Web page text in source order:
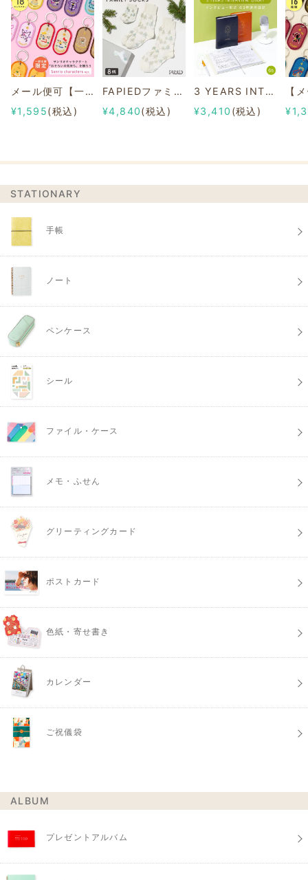
メール便可【一部店舗限定】2/8b PAIR KEY RING Sanrio characters ver.
¥1,595(税込)
FAPIEDファミリーソックスセット 総柄
¥4,840(税込)
3 YEARS INTERVIEW DIARY
¥3,410 (税込)
STATIONARY
手帳
ノート
ペンケース
シール
ファイル・ケース
メモ・ふせん
グリーティングカード
ポストカード
色紙・寄せ書き
カレンダー
ご祝儀袋
ALBUM
プレゼントアルバム